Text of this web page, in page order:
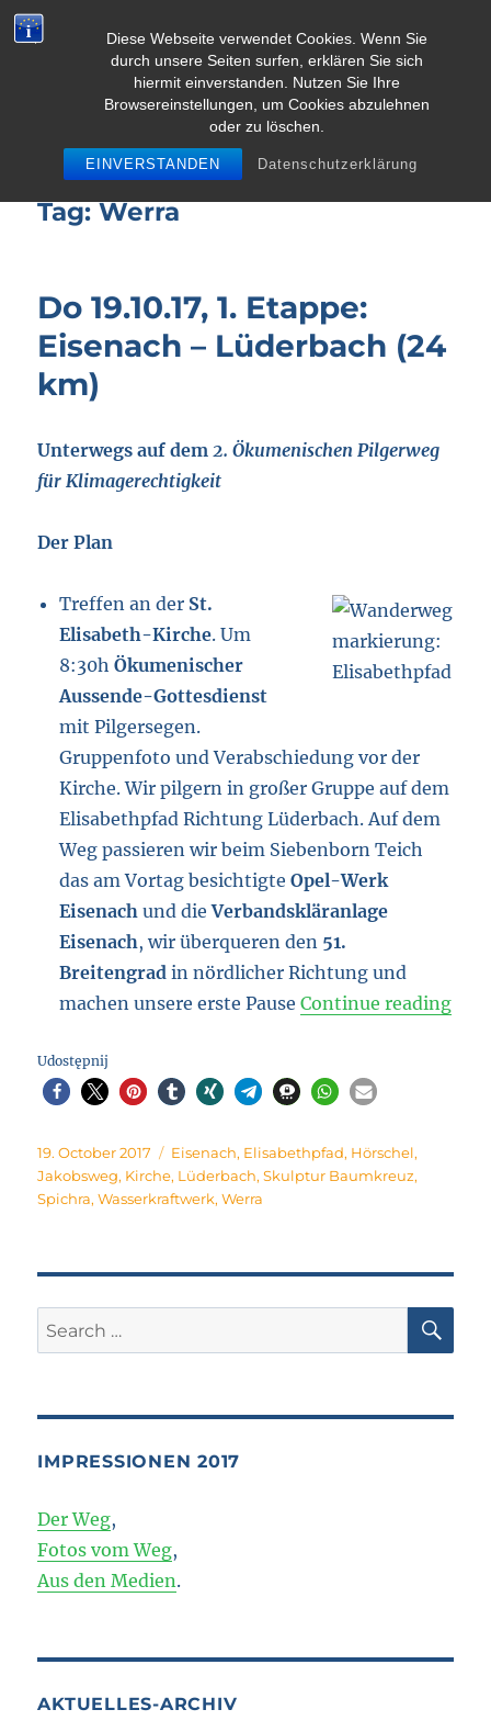
Diese Webseite verwendet Cookies. Wenn Sie
durch unsere Seiten surfen, erklären Sie sich
hiermit einverstanden. Nutzen Sie Ihre
Browsereinstellungen, um Cookies abzulehnen
oder zu löschen.
EINVERSTANDEN Datenschutzerklärung
Pielgrzymka dla klimatu
MENU
Tag:Werra
Do 19.10.17, 1. Etappe:
Eisenach – Lüderbach (24
km)
Unterwegs auf dem2. Ökumenischen Pilgerweg
für Klimagerechtigkeit
Der Plan
Treffen an der St.
Elisabeth-Kirche. Um
8:30hÖkumenischer
Aussende-Gottesdienst
mit Pilgersegen.
Gruppenfoto und Verabschiedung vor der
Kirche. Wir pilgern in großer Gruppe auf dem
Elisabethpfad Richtung Lüderbach. Auf dem
Weg passieren wir beim Siebenborn Teich
das am Vortag besichtigteOpel-Werk
Eisenach und dieVerbandskläranlage
Eisenach, wir überqueren den 51.
Breitengrad in nördlicher Richtung und
machen unsere erste PauseContinue reading“Do
Udostępnij
Posted
on
19. October 2017 Tags
Eisenach, Elisabethpfad, Hörschel,
Jakobsweg, Kirche, Lüderbach,Skulptur Baumkreuz,
Spichra,Wasserkraftwerk,Werra
Search
for:
IMPRESSIONEN 2017
Der Weg,
Fotos vom Weg,
Aus den Medien.
AKTUELLES-ARCHIV